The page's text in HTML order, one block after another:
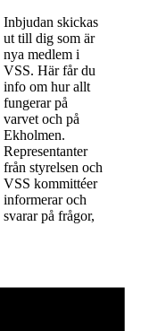
Inbjudan skickas
ut till dig som är
nya medlem i
VSS. Här får du
info om hur allt
fungerar på
varvet och på
Ekholmen.
Representanter
från styrelsen och
VSS kommittéer
informerar och
svarar på frågor,